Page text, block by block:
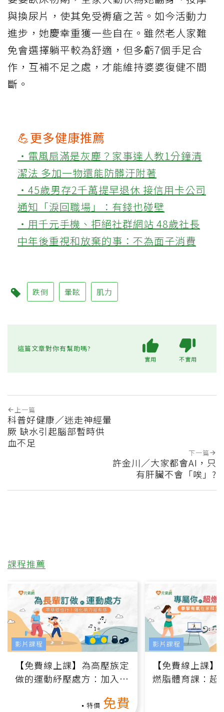
與換尿片，使其免受褥瘡之苦。如今活動力
進步，她慶幸重獲一些自在。雖然老人家難
免會選擇躺平較為舒適，但多虧7個手足合
作，互補不足之處，才能維持婆婆復健不間
斷。
💪更多健康推薦
‧電風扇滿是灰塵？家事達人教1分鐘清
潔法 多加一物還能防髒汙附著
‧45歲男存2千萬提早退休 接信用卡公司
通知「淚回職場」：有錢也碰壁
‧用千元手機、拒絕社群網站 48歲社長
中年後重視和放棄的事：不為面子消費
跌倒 暈眩 肌力
這篇文章對你有幫助嗎?
實用 不實用
上一篇
科普好健康／迷走神經暈
厥 缺水引起腦部暫時供
血不足
下一篇
許金川／大家都會AI，只
有肝臟不會「唉」?
課程推薦
【免費線上課】為高壓族定
做的運動紓壓處方：加入行
特價 免費
影片課程
【免費線上課
燃脂體育課：超
影片課程